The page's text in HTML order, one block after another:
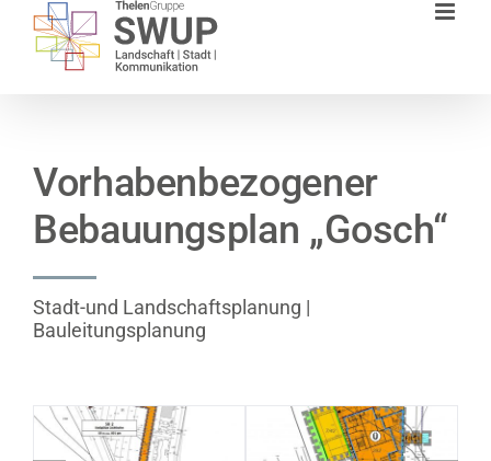
Zum
Inhalt
Vorhabenbezogener
Bebauungsplan „Gosch“
Stadt-und Landschaftsplanung |
Bauleitungsplanung